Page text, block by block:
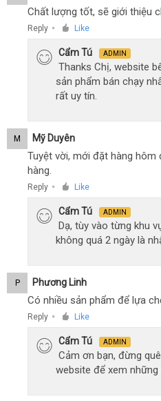
Chất lượng tốt, sẽ giới thiệu
Reply ● Like
Cẩm Tú ADMIN
Thanks Chị, website
sản phẩm bán chạy
rất uy tín.
M Mỹ Duyên
Tuyệt vời, mới đặt hàng
hàng.
Reply ● Like
Cẩm Tú ADMIN
Dạ, tùy vào từng khu
không quá 2 ngày là
P Phương Linh
Có nhiều sản phẩm để lựa
Reply ● Like
Cẩm Tú ADMIN
Cảm ơn bạn, đừng
website để xem